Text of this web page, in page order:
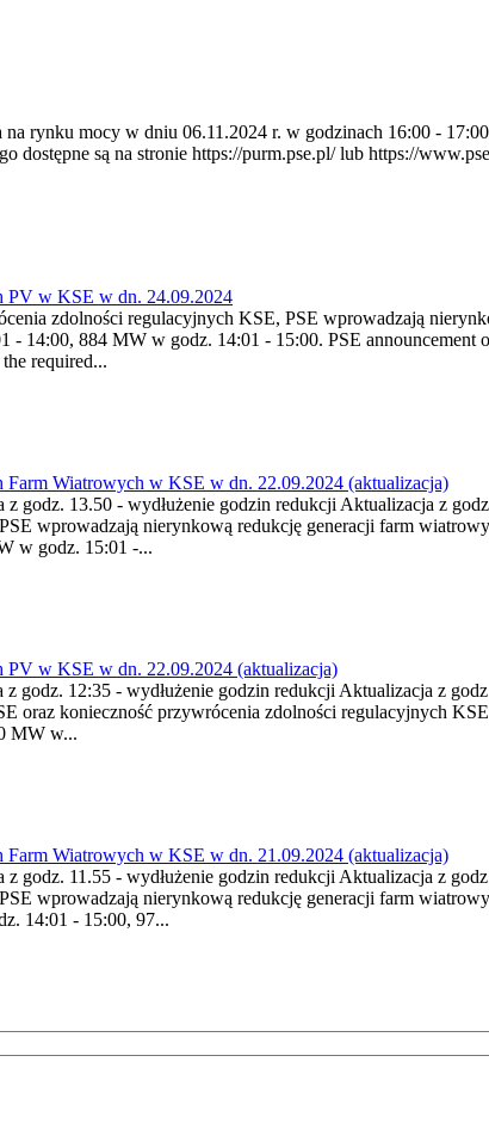
na rynku mocy w dniu 06.11.2024 r. w godzinach 16:00 -
dostępne są na stronie https://purm.pse.pl/ lub https://
PV w KSE w dn. 24.09.2024
zdolności regulacyjnych KSE, PSE wprowadzają
884 MW w godz. 14:01 - 15:00. PSE announcement
required...
Wiatrowych w KSE w dn. 22.09.2024 (aktualizacja)
godz. 13.50 - wydłużenie godzin redukcji Aktualizacja z
wprowadzają nierynkową redukcję generacji farm
w godz. 15:01 -...
w KSE w dn. 22.09.2024 (aktualizacja)
godz. 12:35 - wydłużenie godzin redukcji Aktualizacja z
oraz konieczność przywrócenia zdolności regulacyjnych
MW w...
Wiatrowych w KSE w dn. 21.09.2024 (aktualizacja)
godz. 11.55 - wydłużenie godzin redukcji Aktualizacja z
wprowadzają nierynkową redukcję generacji farm
14:01 - 15:00, 97...